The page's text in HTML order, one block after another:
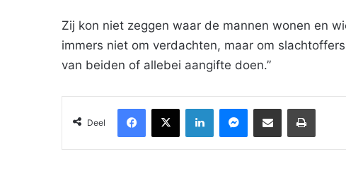
Zij kon niet zeggen waar de mannen wonen en
immers niet om verdachten, maar om
van beiden of allebei aangifte doen.”
Deel
Facebook
X LinkedInMessenger
Deel via Email Print